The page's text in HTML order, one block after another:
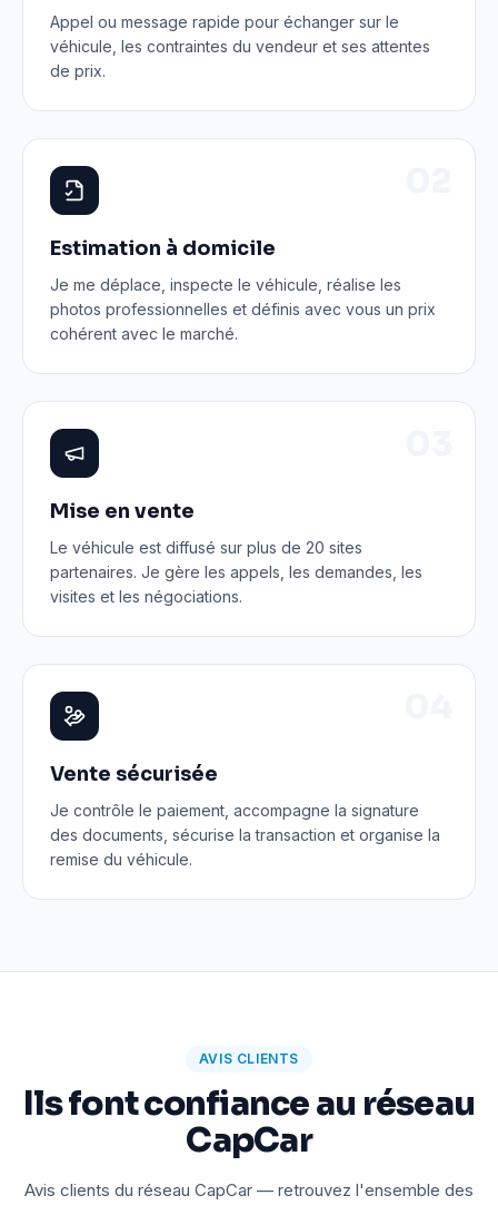
Appel ou message rapide pour échanger sur le
véhicule, les contraintes du vendeur et ses attentes
de prix.
Estimation à domicile
Je me déplace, inspecte le véhicule, réalise les
photos professionnelles et définis avec vous un prix
cohérent avec le marché.
Mise en vente
Le véhicule est diffusé sur plus de 20 sites
partenaires. Je gère les appels, les demandes, les
visites et les négociations.
Vente sécurisée
Je contrôle le paiement, accompagne la signature
des documents, sécurise la transaction et organise la
remise du véhicule.
AVIS CLIENTS
Ils font confiance au réseau
CapCar
Avis clients du réseau CapCar — retrouvez l'ensemble des